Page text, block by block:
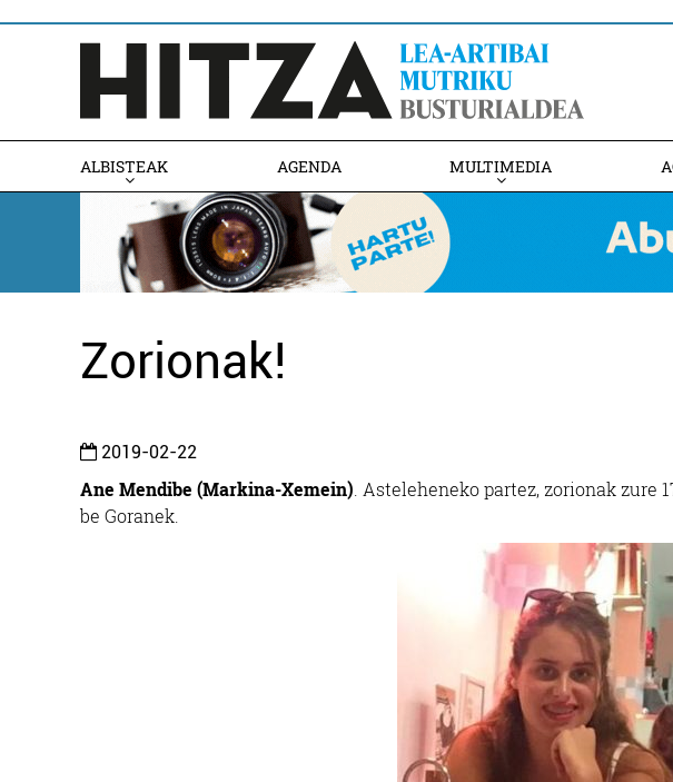
ALBISTEAK AGENDA MULTIMEDIA
Zorionak!
2019-02-22
Ane Mendibe (Markina-Xemein) . Asteleheneko partez, zorionak zure
be Goranek.